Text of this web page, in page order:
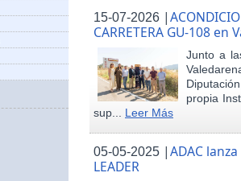
15-07-2026 |
CARRETERA GU-108 en
Junto a
propia
sup... Leer Más
05-05-2025 |ADAC
LEADER